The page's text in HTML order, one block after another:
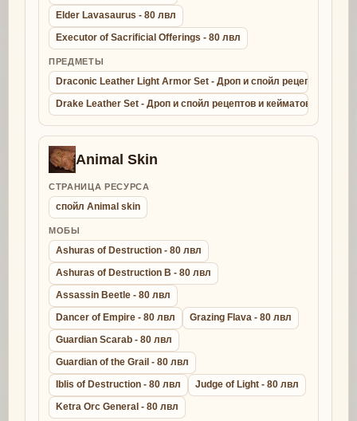
Elder Lavasaurus - 80 лвл
Executor of Sacrificial Offerings - 80 лвл
ПРЕДМЕТЫ
Draconic Leather Light Armor Set - Дроп и спойл рецептов и
Drake Leather Set - Дроп и спойл рецептов и кейматов - крафт
Animal Skin
СТРАНИЦА РЕСУРСА
спойл Animal skin
МОБЫ
Ashuras of Destruction - 80 лвл
Ashuras of Destruction B - 80 лвл
Assassin Beetle - 80 лвл
Dancer of Empire - 80 лвл
Grazing Flava - 80 лвл
Guardian Scarab - 80 лвл
Guardian of the Grail - 80 лвл
Iblis of Destruction - 80 лвл
Judge of Light - 80 лвл
Ketra Orc General - 80 лвл